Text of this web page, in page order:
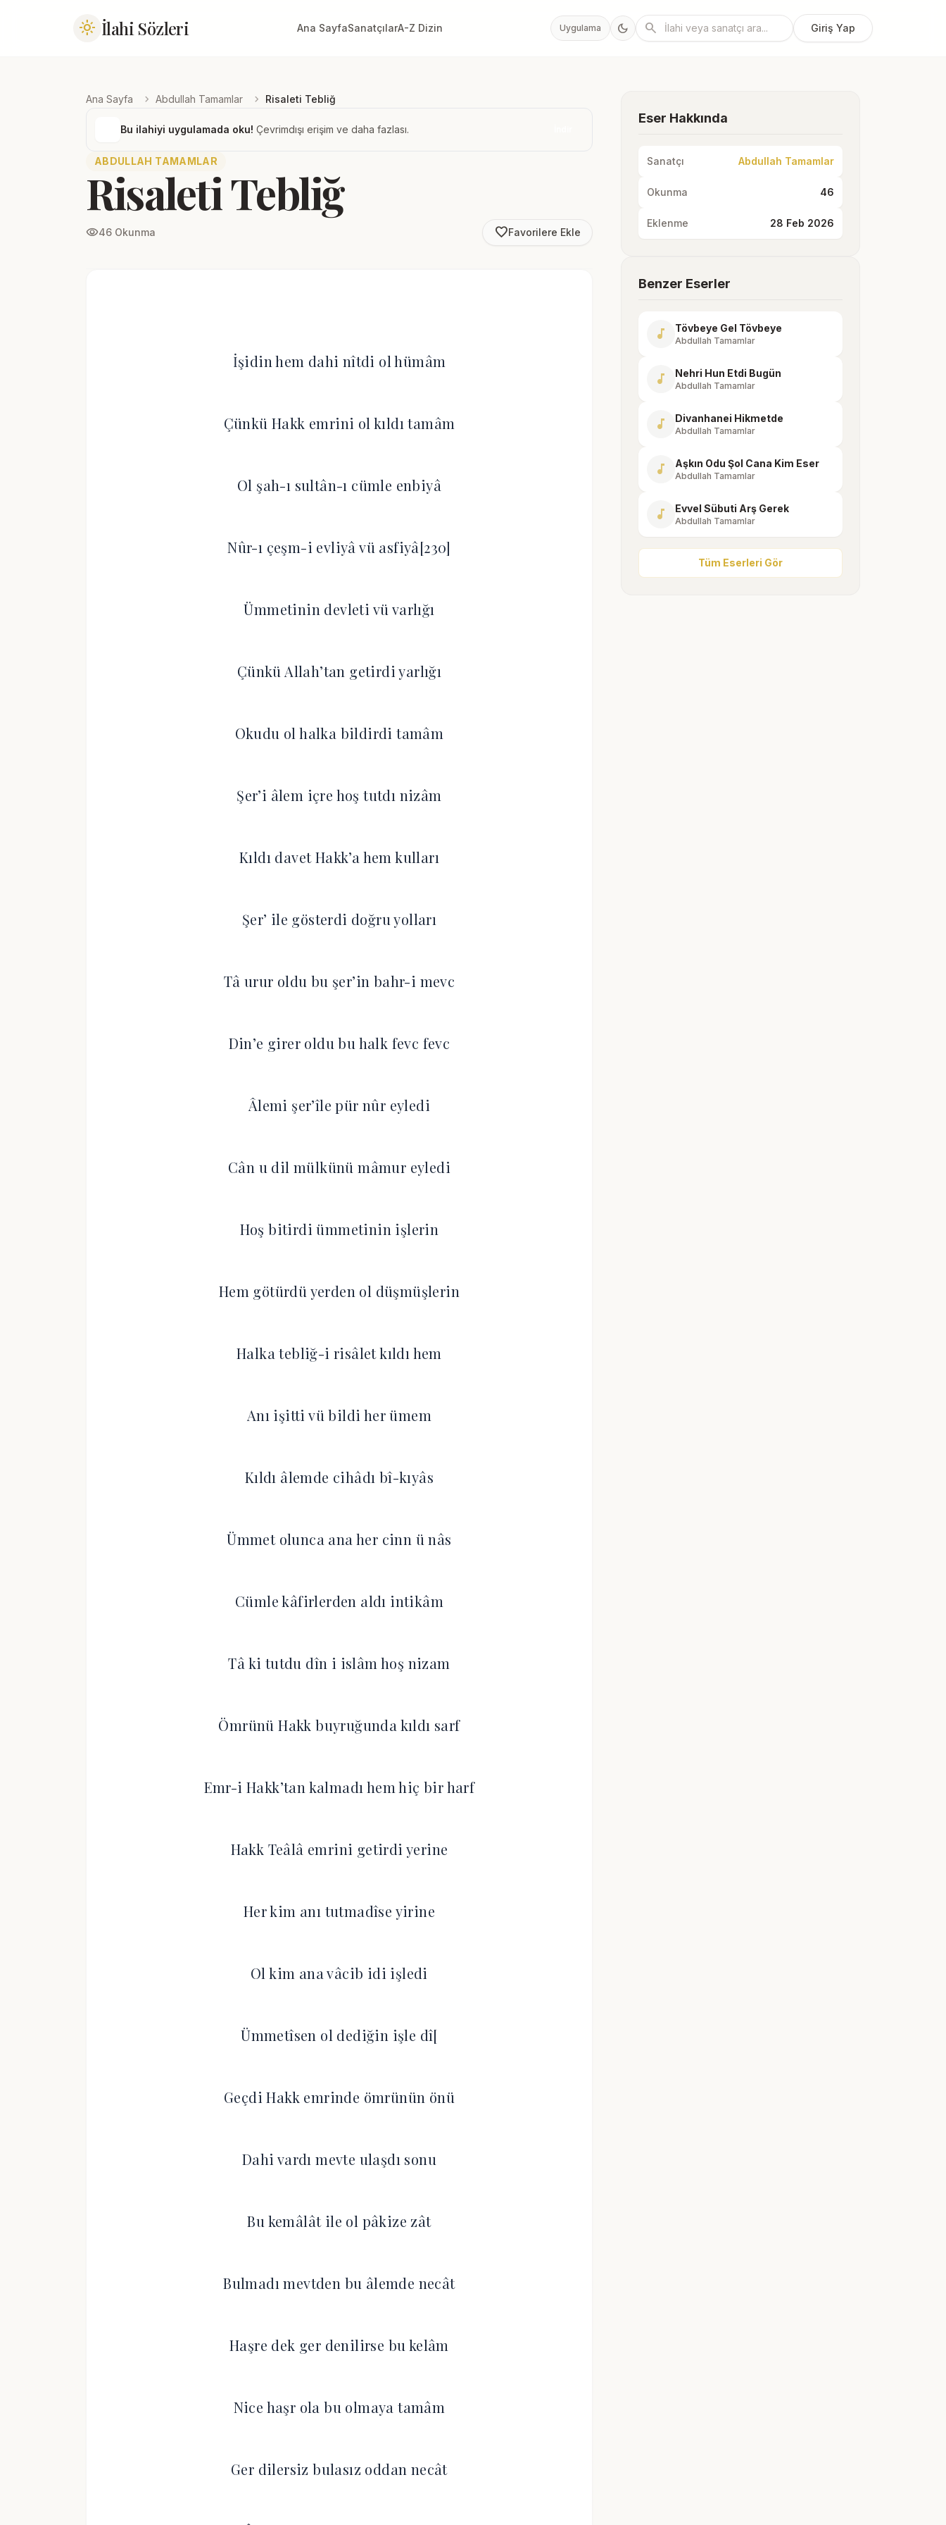
light_mode İlahi Sözleri Ana SayfaSanatçılarA-Z Dizin Uygulama dark_mode search Giriş Yap
Ana Sayfa chevron_right Abdullah Tamamlar chevron_right Risaleti Tebliğ
Bu ilahiyi uygulamada oku! Çevrimdışı erişim ve daha fazlası.
ABDULLAH TAMAMLAR
Risaleti Tebliğ
visibility46 Okunma favorite_borderFavorilere Ekle
İşidin hem dahi nîtdi ol hümâm
Çünkü Hakk emrini ol kıldı tamâm
Ol şah-ı sultân-ı cümle enbiyâ
Nûr-ı çeşm-i evliyâ vü asfiyâ[230]
Ümmetinin devleti vü varlığı
Çünkü Allah’tan getirdi yarlığı
Okudu ol halka bildirdi tamâm
Şer’i âlem içre hoş tutdı nizâm
Kıldı davet Hakk’a hem kulları
Şer’ ile gösterdi doğru yolları
Tâ urur oldu bu şer’in bahr-i mevc
Din’e girer oldu bu halk fevc fevc
Âlemi şer’île pür nûr eyledi
Cân u dil mülkünü mâmur eyledi
Hoş bitirdi ümmetinin işlerin
Hem götürdü yerden ol düşmüşlerin
Halka tebliğ-i risâlet kıldı hem
Anı işitti vü bildi her ümem
Kıldı âlemde cihâdı bî-kıyâs
Ümmet olunca ana her cinn ü nâs
Cümle kâfirlerden aldı intikâm
Tâ ki tutdu dîn i islâm hoş nizam
Ömrünü Hakk buyruğunda kıldı sarf
Emr-i Hakk’tan kalmadı hem hiç bir harf
Hakk Teâlâ emrini getirdi yerine
Her kim anı tutmadîse yirine
Ol kim ana vâcib idi işledi
Ümmetîsen ol dediğin işle dî[
Geçdi Hakk emrinde ömrünün önü
Dahi vardı mevte ulaşdı sonu
Bu kemâlât ile ol pâkize zât
Bulmadı mevtden bu âlemde necât
Haşre dek ger denilirse bu kelâm
Nice haşr ola bu olmaya tamâm
Ger dilersiz bulasız oddan necât
Eser Hakkında
Sanatçı Abdullah Tamamlar
Okunma 46
Eklenme 28 Feb 2026
Benzer Eserler
music_note Tövbeye Gel Tövbeye
Abdullah Tamamlar
music_note Nehri Hun Etdi Bugün
Abdullah Tamamlar
music_note Divanhanei Hikmetde
Abdullah Tamamlar
music_note Aşkın Odu Şol Cana Kim Eser
Abdullah Tamamlar
music_note Evvel Sübuti Arş Gerek
Abdullah Tamamlar
Tüm Eserleri Gör